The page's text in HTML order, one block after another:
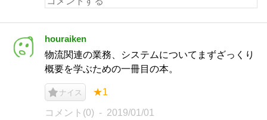
houraiken
物流関連の業務、システムについてまずざっくり
概要を学ぶための一冊目の本。
ナイス ★1
コメント(0) 2019/01/01